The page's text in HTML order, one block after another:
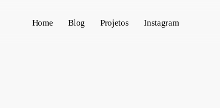
Home Blog Projetos Instagram